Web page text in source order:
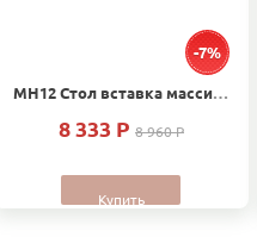
-7%
МН12 Стол вставка массив Дуб
8 333 P 8 960 P
Купить